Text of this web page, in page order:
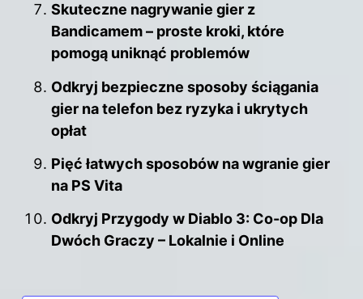
Skuteczne nagrywanie gier z
Bandicamem – proste kroki, które
pomogą uniknąć problemów
Odkryj bezpieczne sposoby ściągania
gier na telefon bez ryzyka i ukrytych
opłat
Pięć łatwych sposobów na wgranie gier
na PS Vita
Odkryj Przygody w Diablo 3: Co-op Dla
Dwóch Graczy – Lokalnie i Online